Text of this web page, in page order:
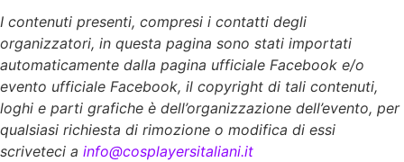
I contenuti presenti, compresi i contatti degli
organizzatori, in questa pagina sono stati importati
automaticamente dalla pagina ufficiale Facebook e/o
evento ufficiale Facebook, il copyright di tali contenuti,
loghi e parti grafiche è dell’organizzazione dell’evento, per
qualsiasi richiesta di rimozione o modifica di essi
scriveteci a info@cosplayersitaliani.it